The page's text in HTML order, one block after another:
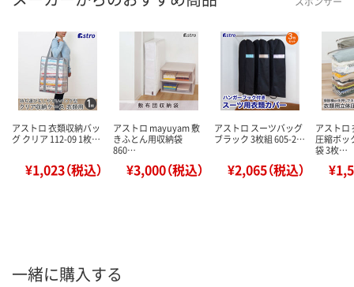
アストロ 衣類収納バッ
グ クリア 112-09 1枚…
¥1,023（税込）
アストロ mayuyam 敷
きふとん用収納袋
860…
¥3,000（税込）
アストロ スーツバッグ
ブラック 3枚組 605-2…
¥2,065（税込）
アストロ
圧縮ボッ
袋 3枚…
一緒に購入する